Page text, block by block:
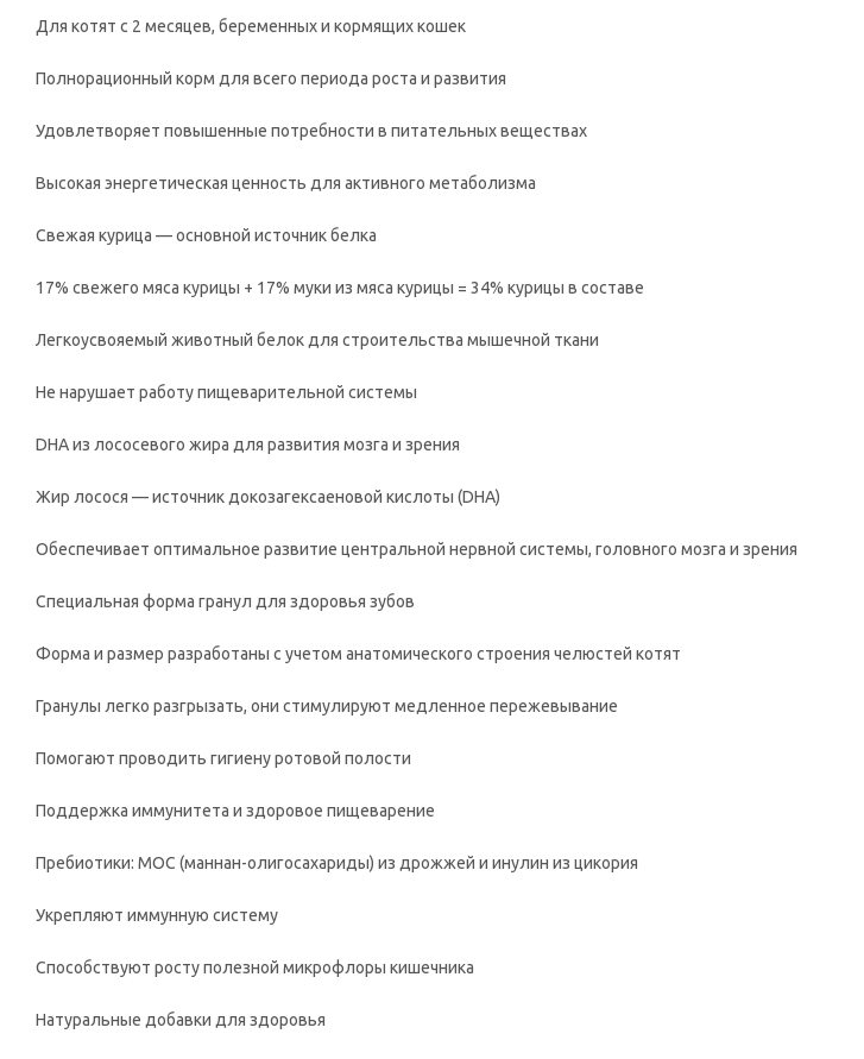
Для котят с 2 месяцев, беременных и кормящих кошек
Полнорационный корм для всего периода роста и развития
Удовлетворяет повышенные потребности в питательных веществах
Высокая энергетическая ценность для активного метаболизма
Свежая курица — основной источник белка
17% свежего мяса курицы + 17% муки из мяса курицы = 34% курицы в составе
Легкоусвояемый животный белок для строительства мышечной ткани
Не нарушает работу пищеварительной системы
DHA из лососевого жира для развития мозга и зрения
Жир лосося — источник докозагексаеновой кислоты (DHA)
Обеспечивает оптимальное развитие центральной нервной системы, головного мозга и зрения
Специальная форма гранул для здоровья зубов
Форма и размер разработаны с учетом анатомического строения челюстей котят
Гранулы легко разгрызать, они стимулируют медленное пережевывание
Помогают проводить гигиену ротовой полости
Поддержка иммунитета и здоровое пищеварение
Пребиотики: МОС (маннан-олигосахариды) из дрожжей и инулин из цикория
Укрепляют иммунную систему
Способствуют росту полезной микрофлоры кишечника
Натуральные добавки для здоровья